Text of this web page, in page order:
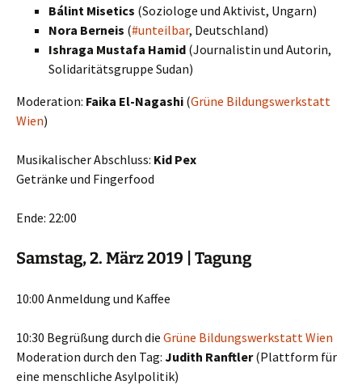
Bálint Misetics (Soziologe und Aktivist, Ungarn)
Nora Berneis (#unteilbar, Deutschland)
Ishraga Mustafa Hamid (Journalistin und Autorin,
Solidaritätsgruppe Sudan)
Moderation: Faika El-Nagashi (Grüne Bildungswerkstatt
Wien)
Musikalischer Abschluss: Kid Pex
Getränke und Fingerfood
Ende: 22:00
Samstag, 2. März 2019 | Tagung
10:00 Anmeldung und Kaffee
10:30 Begrüßung durch die Grüne Bildungswerkstatt Wien
Moderation durch den Tag: Judith Ranftler(Plattform für
eine menschliche Asylpolitik)